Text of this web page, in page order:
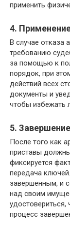
применить
4.
В случае отказа
требованию
за помощью к
порядок, при
действий всех
документы и
чтобы избежать
5.
После того как
приставы
фиксируется
передача
завершенным, и
над своим
процесс